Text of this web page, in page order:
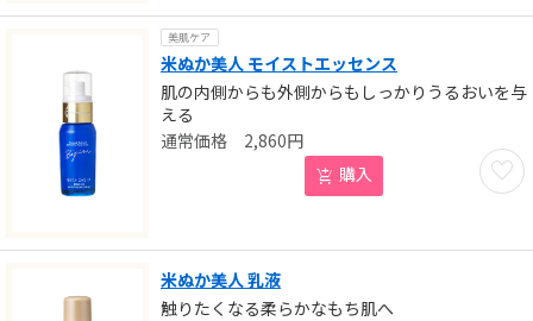
美肌ケア
米ぬか美人 モイストエッセンス
肌の内側からも外側からもしっかりうるおいを与
える
お気
2,860円
購入
米ぬか美人 乳液
触りたくなる柔らかなもち肌へ